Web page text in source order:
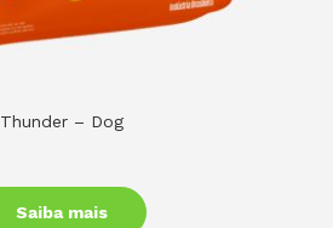
Thunder – Dog
Saiba mais